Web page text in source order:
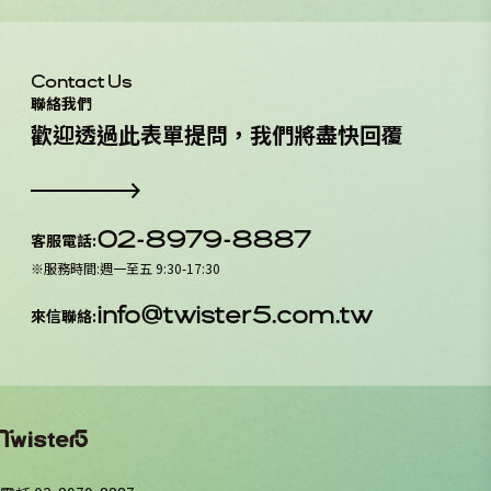
Contact Us
聯絡我們
歡迎透過此表單提問 ， 我們將盡快回覆
客服電話:02-8979-8887
※服務時間:週一至五 9:30-17:30
來信聯絡:info@twister5.com.tw